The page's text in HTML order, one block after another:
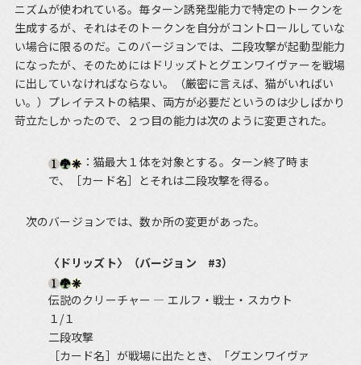
ニズムが使われている。毎ターン誘発型能力で特定のトークンを
生成するが、それはそのトークンを自分がコントロールしていな
い場合に限るのだ。このバージョンでは、二段攻撃が起動型能力
になったが、そのためにはドリッズトとグエンワイヴァーを戦場
に出していなければならない。（厳密に言えば、猫がいればい
い。）プレイテストの結果、両方が必要だというのは少しばかり
苛立たしかったので、２つ目の能力は次のように変更された。
：猫最大１体を対象とする。ターン終了時ま
で、［カード名］とそれは二段攻撃を得る。
次のバージョンでは、数か所の変更があった。
〈ドリッズト〉（バージョン #3）
伝説のクリーチャー ― エルフ・戦士・スカウト
１/１
二段攻撃
［カード名］が戦場に出たとき、「グエンワイヴァ